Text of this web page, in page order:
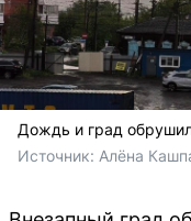
Дождь и град
Источник: Алёна